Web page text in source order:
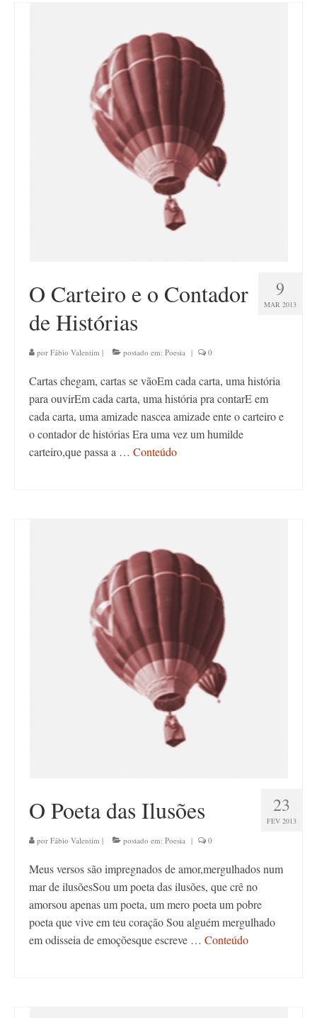
9
MAR 2013
O Carteiro e o Contador
de Histórias
por Fábio Valentim | postado em: Poesia | 0
Cartas chegam, cartas se vãoEm cada carta, uma história
para ouvirEm cada carta, uma história pra contarE em
cada carta, uma amizade nascea amizade ente o carteiro e
o contador de histórias Era uma vez um humilde
carteiro,que passa a … Conteúdo
23
FEV 2013
O Poeta das Ilusões
por Fábio Valentim | postado em: Poesia | 0
Meus versos são impregnados de amor,mergulhados num
mar de ilusõesSou um poeta das ilusões, que crê no
amorsou apenas um poeta, um mero poeta um pobre
poeta que vive em teu coração Sou alguém mergulhado
em odisseia de emoçõesque escreve … Conteúdo